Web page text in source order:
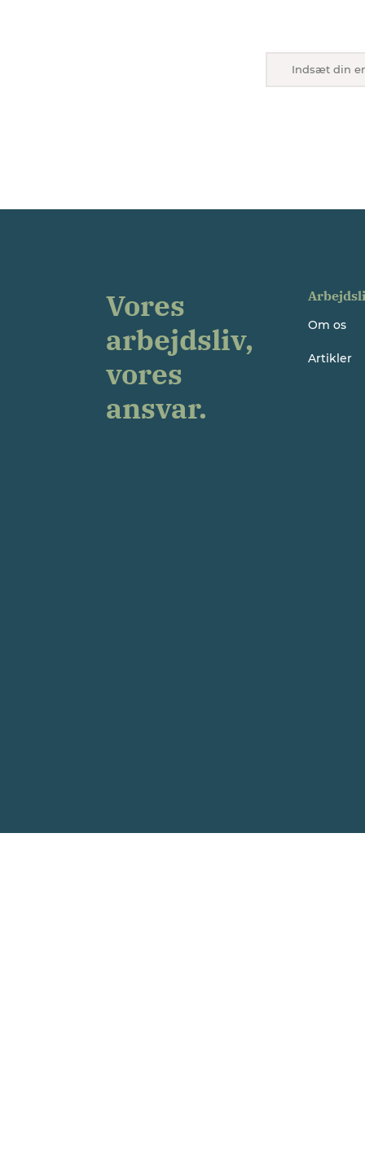
Vores
arbejdsliv,
vores
ansvar.
Om os
Artikler